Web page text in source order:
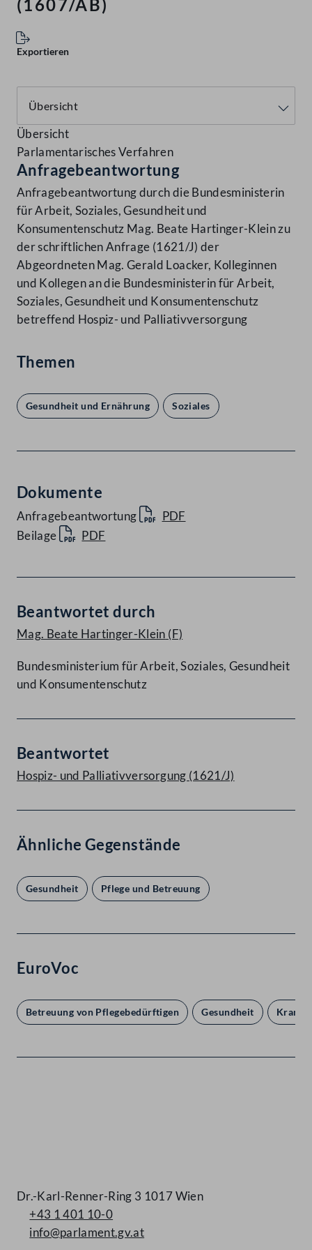
(1607/AB)
Exportieren
Übersicht
Parlamentarisches Verfahren
Anfragebeantwortung
Anfragebeantwortung durch die Bundesministerin
für Arbeit, Soziales, Gesundheit und
Konsumentenschutz Mag. Beate Hartinger-Klein zu
der schriftlichen Anfrage (1621/J) der
Abgeordneten Mag. Gerald Loacker, Kolleginnen
und Kollegen an die Bundesministerin für Arbeit,
Soziales, Gesundheit und Konsumentenschutz
betreffend Hospiz- und Palliativversorgung
Themen
Gesundheit und Ernährung Soziales
Dokumente
Anfragebeantwortung
PDF
Beilage
PDF
Beantwortet durch
Mag. Beate Hartinger-Klein (F)
Bundesministerium für Arbeit, Soziales, Gesundheit
und Konsumentenschutz
Beantwortet
Hospiz- und Palliativversorgung (1621/J)
Ähnliche Gegenstände
Gesundheit Pflege und Betreuung
EuroVoc
Betreuung von Pflegebedürftigen Gesundheit
Dr.-Karl-Renner-Ring 3 1017 Wien
+43 1 401 10-0
info@parlament.gv.at